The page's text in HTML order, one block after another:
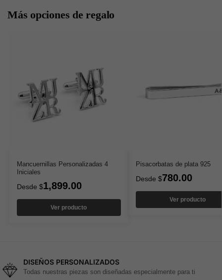
Más opciones de regalo
Mancuernillas Personalizadas 4
Iniciales
Desde $1,899.00
Ver producto
Pisacorbatas de plata 925
Desde $780.00
Ver producto
DISEÑOS PERSONALIZADOS
Todas nuestras piezas son diseñadas especialmente para ti